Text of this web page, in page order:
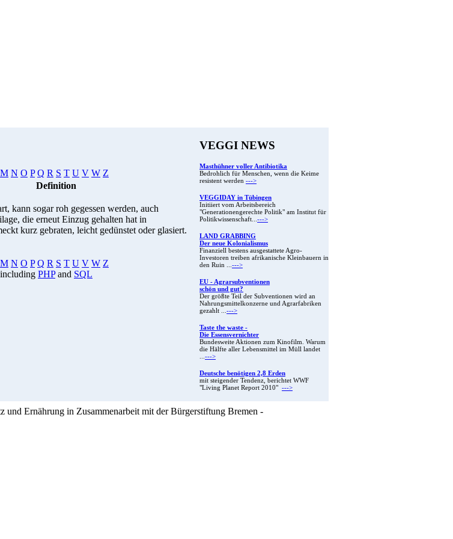
M N O P Q R S T U V W Z
Definition
kann sogar roh gegessen werden, auch
die erneut Einzug gehalten hat in
kurz gebraten, leicht gedünstet oder glasiert.
M N O P Q R S T U V W Z
PHPand SQL
VEGGI NEWS
Masthühner voller Antibiotika
Bedrohlich für Menschen, wenn die Keime
resistent werden --->
VEGGIDAY in Tübingen
Initiiert vom Arbeitsbereich
"Generationengerechte Politik" am Institut für
Politikwissenschaft...--->
LAND GRABBING
Der neue Kolonialismus
Finanziell bestens ausgestattete Agro-
Investoren treiben afrikanische Kleinbauern in
den Ruin ...--->
EU - Agrarsubventionen
schön und gut?
Der größte Teil der Subventionen wird an
Nahrungsmittelkonzerne und Agrarfabriken
gezahlt ...--->
Taste the waste -
Die Essensvernichter
Bundesweite Aktionen zum Kinofilm. Warum
die Hälfte aller Lebensmittel im Müll landet
...--->
Deutsche benötigen 2,8 Erden
mit steigender Tendenz, berichtet WWF
"Living Planet Report 2010" --->
Ernährung in Zusammenarbeit mit der Bürgerstiftung Bremen -